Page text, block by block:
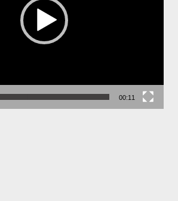
00:11